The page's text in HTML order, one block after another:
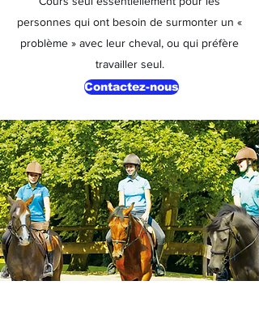
personnes qui ont besoin de surmonter un «
problème » avec leur cheval, ou qui préfère
travailler seul.
Contactez-nous